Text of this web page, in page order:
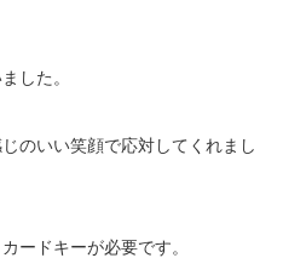
した。
のいい笑顔で応対してくれまし
ードキーが必要です。